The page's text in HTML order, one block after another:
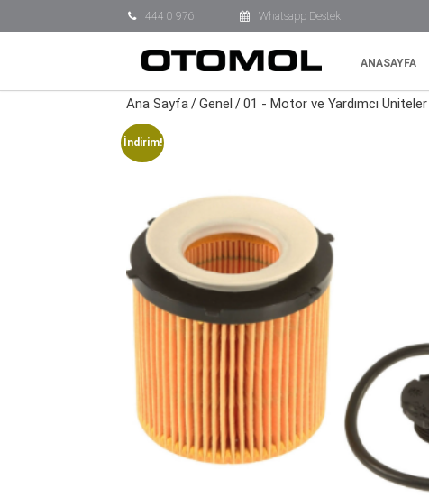
444 0 976 Whatsapp Destek
ANASAYFA
Ana Sayfa/Genel /01 - Motor ve Yardımcı Üniteler
İndirim!